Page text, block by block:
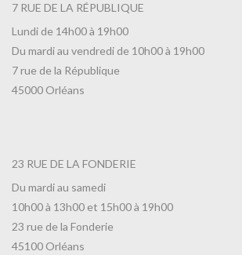
7 RUE DE LA RÉPUBLIQUE
Lundi de 14h00 à 19h00
Du mardi au vendredi de 10h00 à 19h00
7 rue de la République
45000 Orléans
23 RUE DE LA FONDERIE
Du mardi au samedi
10h00 à 13h00 et 15h00 à 19h00
23 rue de la Fonderie
45100 Orléans